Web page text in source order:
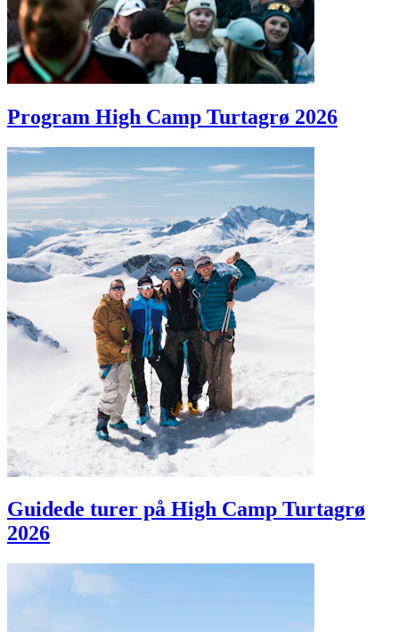
Program High Camp Turtagrø 2026
Guidede turer på High Camp Turtagrø
2026